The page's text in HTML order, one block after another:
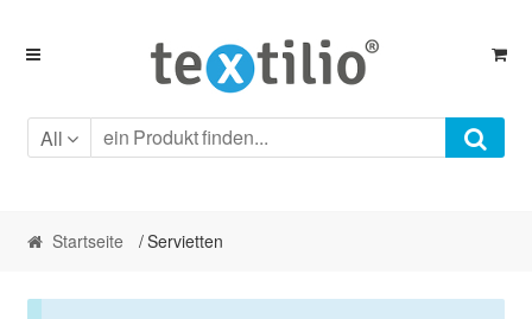
Skip
Skip
All
Startseite / Servietten